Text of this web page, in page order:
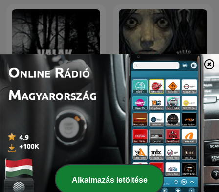
VALAK - தமிழ்
Sitio Bangungot - Pinoy
Horror Stories for Sleep
Podcast
Alkalmazás letöltése